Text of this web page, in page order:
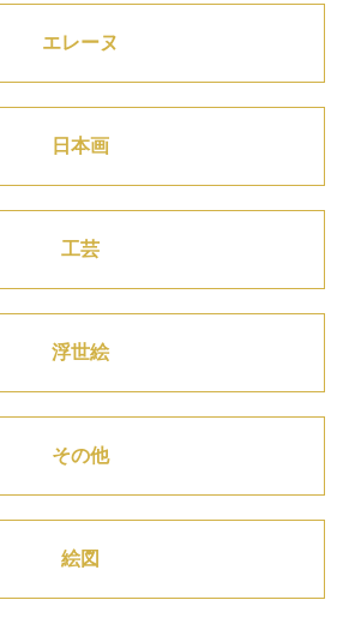
エレーヌ
日本画
工芸
浮世絵
その他
絵図